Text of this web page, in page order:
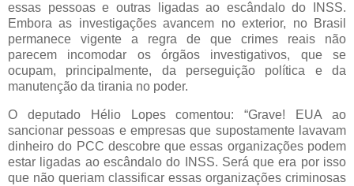
essas pessoas e outras ligadas ao escândalo do INSS.
Embora as investigações avancem no exterior, no Brasil
permanece vigente a regra de que crimes reais não
parecem incomodar os órgãos investigativos, que se
ocupam, principalmente, da perseguição política e da
manutenção da tirania no poder.
O deputado Hélio Lopes comentou: “Grave! EUA ao
sancionar pessoas e empresas que supostamente lavavam
dinheiro do PCC descobre que essas organizações podem
estar ligadas ao escândalo do INSS. Será que era por isso
que não queriam classificar essas organizações criminosas